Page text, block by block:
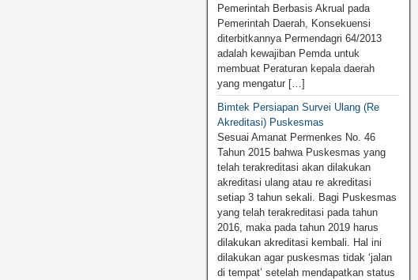
Pemerintah Berbasis Akrual pada
Pemerintah Daerah, Konsekuensi
diterbitkannya Permendagri 64/2013
adalah kewajiban Pemda untuk
membuat Peraturan kepala daerah
yang mengatur […]
Bimtek Persiapan Survei Ulang (Re
Akreditasi) Puskesmas
Sesuai Amanat Permenkes No. 46
Tahun 2015 bahwa Puskesmas yang
telah terakreditasi akan dilakukan
akreditasi ulang atau re akreditasi
setiap 3 tahun sekali. Bagi Puskesmas
yang telah terakreditasi pada tahun
2016, maka pada tahun 2019 harus
dilakukan akreditasi kembali. Hal ini
dilakukan agar puskesmas tidak ‘jalan
di tempat’ setelah mendapatkan status